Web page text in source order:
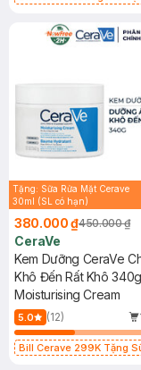
Tặng: Sữa Rửa Mặt Cerave
30ml (SL có hạn)
380.000 ₫450.000 ₫
CeraVe
Kem Dưỡng CeraVe
Khô Đến Rất Khô 340g
Moisturising Cream
5.0 (12)
Bill Cerave 299K Tặng